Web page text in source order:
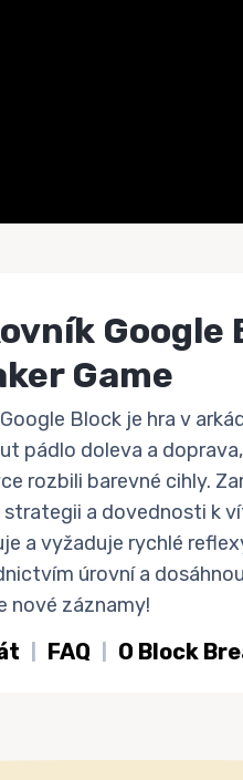
Google
Game
Block je hra v
pádlo doleva a
rozbili barevné cihly.
a dovednosti k
a vyžaduje rychlé
úrovní a
nové záznamy!
FAQ O Block